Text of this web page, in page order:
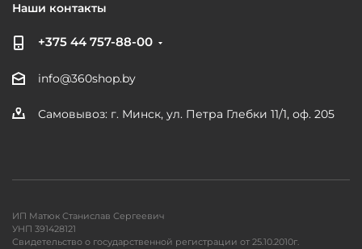
Наши контакты
+375 44 757-88-00
info@360shop.by
Самовывоз: г. Минск, ул. Петра Глебки 11/1, оф. 205
ИП Матюк Станислав Сергеевич
УНП 391428121
Свидетельство о государственной регистрации от 25.10.2010г.